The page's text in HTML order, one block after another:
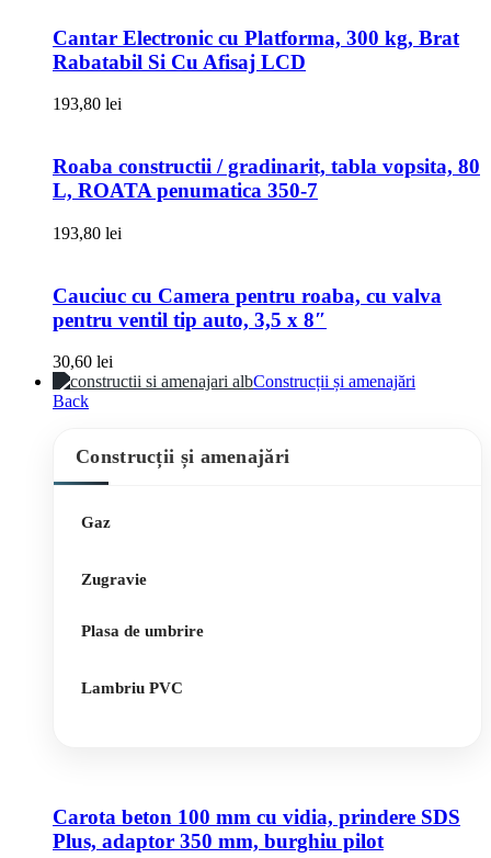
Cantar Electronic cu Platforma, 300 kg, Brat
Rabatabil Si Cu Afisaj LCD
193,80 lei
Roaba constructii / gradinarit, tabla vopsita, 80
L, ROATA penumatica 350-7
193,80 lei
Cauciuc cu Camera pentru roaba, cu valva
pentru ventil tip auto, 3,5 x 8″
30,60 lei
Construcții și amenajări
Back
Construcții și amenajări
Gaz
Zugravie
Plasa de umbrire
Lambriu PVC
Carota beton 100 mm cu vidia, prindere SDS
Plus, adaptor 350 mm, burghiu pilot